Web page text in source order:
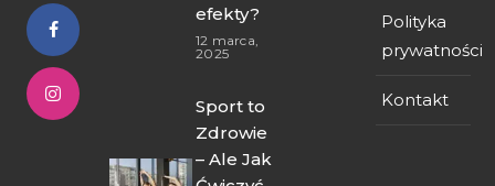
efekty?
12 marca,
2025
Sport to
Zdrowie
– Ale Jak
Polityka
prywatności
Kontakt